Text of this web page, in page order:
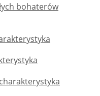
bohaterów